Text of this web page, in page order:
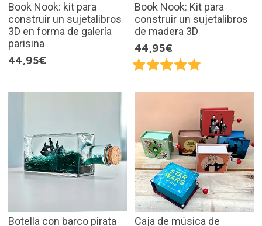
Book Nook: kit para
construir un sujetalibros
3D en forma de galería
parisina
44,95€
Book Nook: Kit para
construir un sujetalibros
de madera 3D
44,95€
Botella con barco pirata Caja de música de